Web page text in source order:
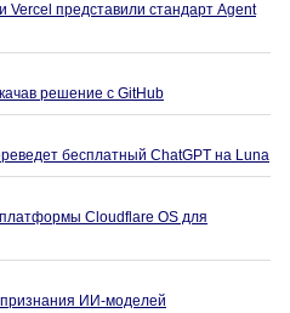
Vercel представили стандарт Agent
решение с GitHub
бесплатный ChatGPT на Luna
Cloudflare OS для
ИИ-моделей